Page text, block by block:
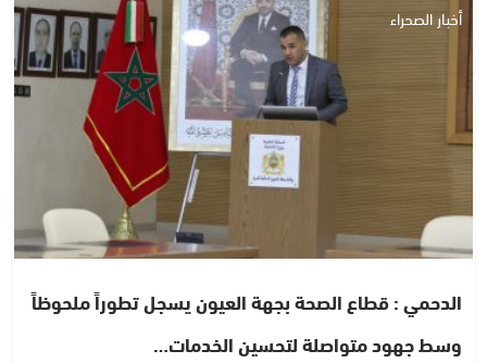
أخبار الصحراء
الدحمي : قطاع الصحة بجهة العيون يسجل تطوراً ملحوظاً
وسط جهود متواصلة لتحسين الخدمات…